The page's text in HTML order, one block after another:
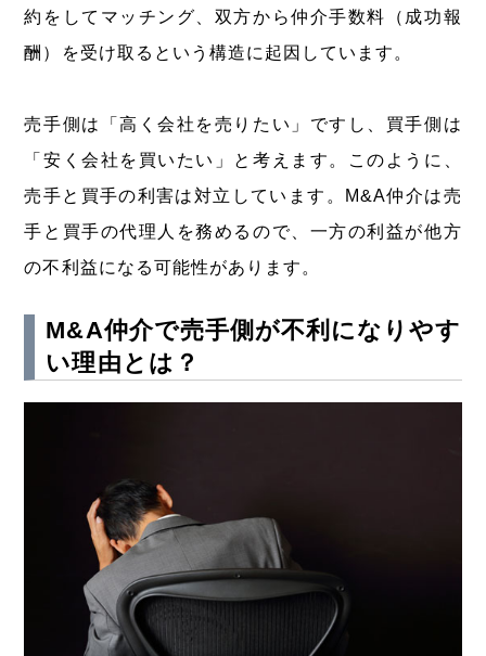
約をしてマッチング、双方から仲介手数料（成功報
酬）を受け取るという構造に起因しています。
売手側は「高く会社を売りたい」ですし、買手側は
「安く会社を買いたい」と考えます。このように、
売手と買手の利害は対立しています。M&A仲介は売
手と買手の代理人を務めるので、一方の利益が他方
の不利益になる可能性があります。
M&A仲介で売手側が不利になりやす
い理由とは？